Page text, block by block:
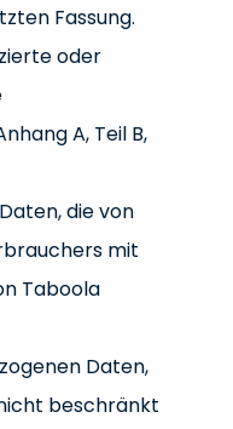
Fassung.
oder
A, Teil B,
die von
mit
Taboola
Daten,
beschränkt